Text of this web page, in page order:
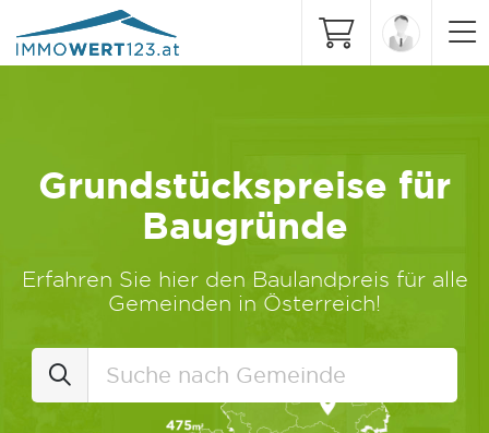
Grundstückspreise für
Baugründe
Erfahren Sie hier den Baulandpreis für alle
Gemeinden in Österreich!